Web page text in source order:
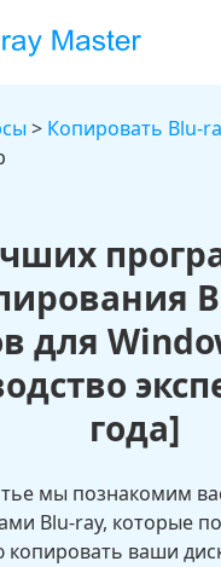
> Копировать Blu-
для
года]
мы познакомим
Blu-ray, которые
копировать ваши